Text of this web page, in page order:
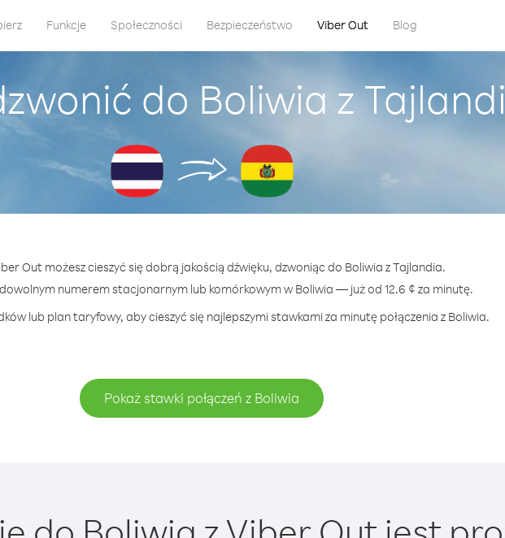
Funkcje Społeczności Bezpieczeństwo Viber Out Blog
do Boliwia z
Out możesz cieszyć się dobrą jakością dźwięku, dzwoniąc do Boliwia z Tajlandia.
dowolnym numerem stacjonarnym lub komórkowym w Boliwia — już od 12.6 ¢ za minutę.
lub plan taryfowy, aby cieszyć się najlepszymi stawkami za minutę połączenia z Boliwia.
Pokaż stawki połączeń z Boliwia